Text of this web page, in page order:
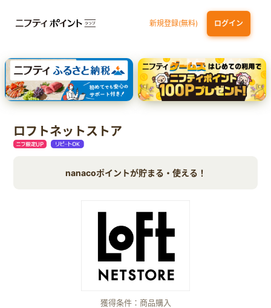
新規登録(無料) ログイン
dカード 九州カードNEXT JCB ORIGINAL SERIES：JCBカード S
三井住友カード ゴールド（NL）（家族カード発行）
【実質初月無料】DMM | Disney+(ディズニープラス) セットプラン
ロフトネットストア
nanacoポイントが貯まる・使える！
獲得条件：商品購入